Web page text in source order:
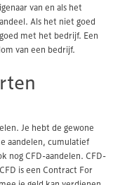
van en als het
Als het niet goed
met het bedrijf. Een
van een bedrijf.
Je hebt de gewone
aandelen, cumulatief
nog CFD-aandelen. CFD-
is een Contract For